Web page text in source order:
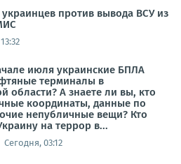
против вывода ВСУ из
июля украинские БПЛА
терминалы в
области? А знаете ли вы, кто
координаты, данные по
непубличные вещи? Кто
на террор в...
Сегодня, 03:12